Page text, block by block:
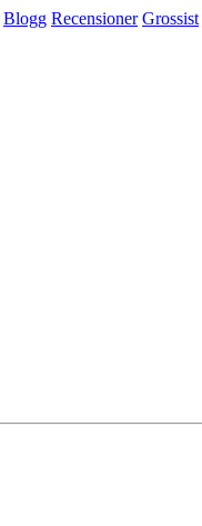
Blogg Recensioner Grossist